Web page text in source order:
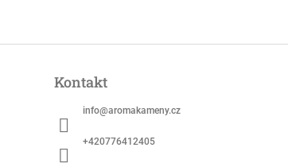
Kontakt
info@aromakameny.cz
+420776412405